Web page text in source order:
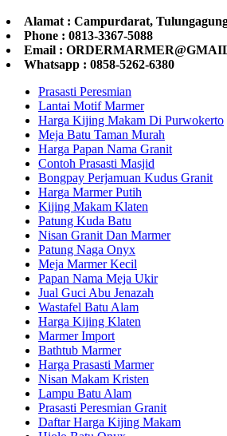
Alamat : Campurdarat,
Phone : 0813-3367-5088
Email :
Whatsapp : 0858-5262-6380
Prasasti Peresmian
Lantai Motif Marmer
Harga Kijing Makam Di Purwokerto
Meja Batu Taman Murah
Harga Papan Nama Granit
Contoh Prasasti Masjid
Bongpay Perjamuan Kudus Granit
Harga Marmer Putih
Kijing Makam Klaten
Patung Kuda Batu
Nisan Granit Dan Marmer
Patung Naga Onyx
Meja Marmer Kecil
Papan Nama Meja Ukir
Jual Guci Abu Jenazah
Wastafel Batu Alam
Harga Kijing Klaten
Marmer Import
Bathtub Marmer
Harga Prasasti Marmer
Nisan Makam Kristen
Lampu Batu Alam
Prasasti Peresmian Granit
Daftar Harga Kijing Makam